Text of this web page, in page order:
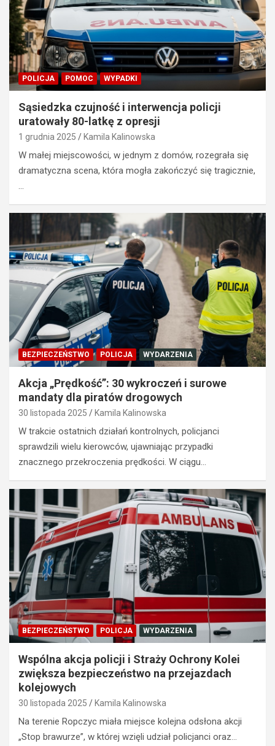
POLICJA POMOC WYPADKI
Sąsiedzka czujność i interwencja policji
uratowały 80-latkę z opresji
1 grudnia 2025 Kamila Kalinowska
W małej miejscowości, w jednym z domów, rozegrała się
dramatyczna scena, która mogła zakończyć się tragicznie,
…
BEZPIECZEŃSTWO POLICJA WYDARZENIA
Akcja „Prędkość”: 30 wykroczeń i surowe
mandaty dla piratów drogowych
30 listopada 2025 Kamila Kalinowska
W trakcie ostatnich działań kontrolnych, policjanci
sprawdzili wielu kierowców, ujawniając przypadki
znacznego przekroczenia prędkości. W ciągu…
BEZPIECZEŃSTWO POLICJA WYDARZENIA
Wspólna akcja policji i Straży Ochrony Kolei
zwiększa bezpieczeństwo na przejazdach
kolejowych
30 listopada 2025 Kamila Kalinowska
Na terenie Ropczyc miała miejsce kolejna odsłona akcji
„Stop brawurze”, w której wzięli udział policjanci oraz…